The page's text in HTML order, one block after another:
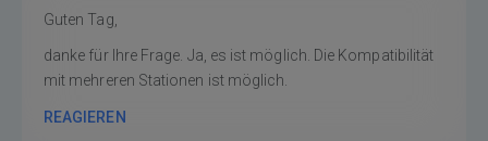
Guten Tag,
danke für Ihre Frage. Ja, es ist möglich. Die Kompatibilität
mit mehreren Stationen ist möglich.
REAGIEREN